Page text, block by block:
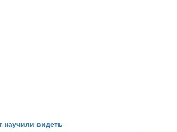
научили видеть